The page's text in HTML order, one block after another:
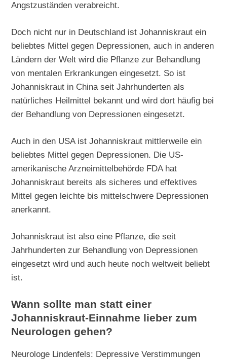
Angstzuständen verabreicht.
Doch nicht nur in Deutschland ist Johanniskraut ein
beliebtes Mittel gegen Depressionen, auch in anderen
Ländern der Welt wird die Pflanze zur Behandlung
von mentalen Erkrankungen eingesetzt. So ist
Johanniskraut in China seit Jahrhunderten als
natürliches Heilmittel bekannt und wird dort häufig bei
der Behandlung von Depressionen eingesetzt.
Auch in den USA ist Johanniskraut mittlerweile ein
beliebtes Mittel gegen Depressionen. Die US-
amerikanische Arzneimittelbehörde FDA hat
Johanniskraut bereits als sicheres und effektives
Mittel gegen leichte bis mittelschwere Depressionen
anerkannt.
Johanniskraut ist also eine Pflanze, die seit
Jahrhunderten zur Behandlung von Depressionen
eingesetzt wird und auch heute noch weltweit beliebt
ist.
Wann sollte man statt einer
Johanniskraut-Einnahme lieber zum
Neurologen gehen?
Neurologe Lindenfels: Depressive Verstimmungen